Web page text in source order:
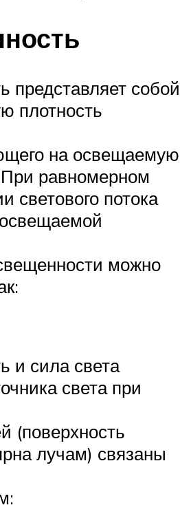
представляет собой
плотность
на освещаемую
При равномерном
светового потока
можно
и сила света
света при
(поверхность
лучам) связаны